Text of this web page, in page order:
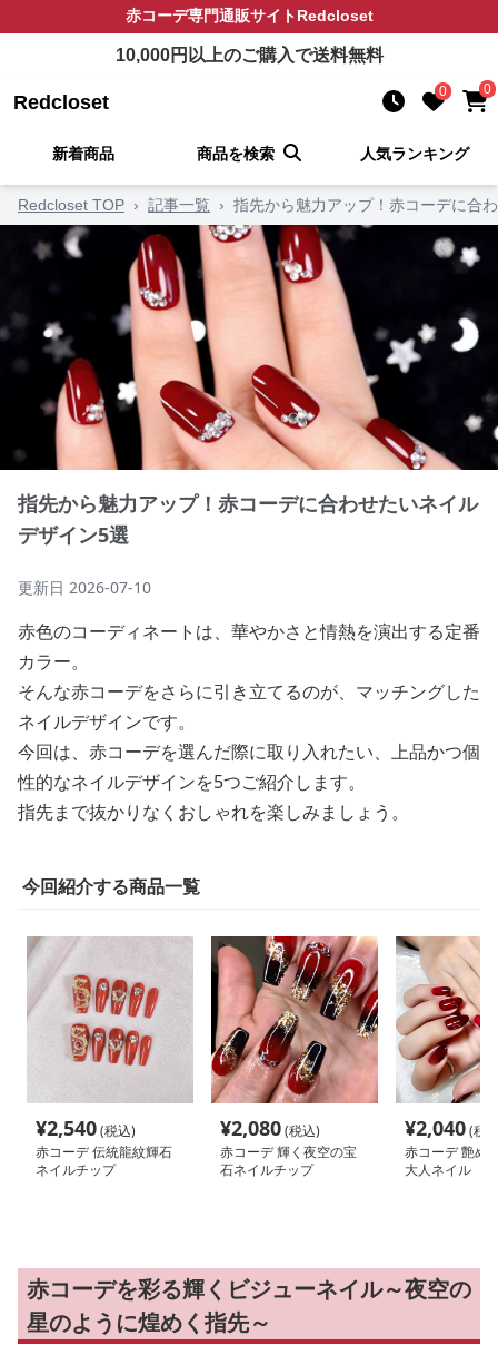
赤コーデ専門通販サイトRedcloset
10,000円以上のご購入で送料無料
Redcloset 0 0
新着商品 商品を検索 人気ランキング
Redcloset TOP › 記事一覧 › 指先から魅力アップ！赤コーデに合
指先から魅力アップ！赤コーデに合わせたいネイル
デザイン5選
更新日 2026-07-10
赤色のコーディネートは、華やかさと情熱を演出する定番
カラー。
そんな赤コーデをさらに引き立てるのが、マッチングした
ネイルデザインです。
今回は、赤コーデを選んだ際に取り入れたい、上品かつ個
性的なネイルデザインを5つご紹介します。
指先まで抜かりなくおしゃれを楽しみましょう。
今回紹介する商品一覧
¥2,540(税込)
赤コーデ 伝統龍紋輝石
ネイルチップ
¥2,080(税込)
赤コーデ 輝く夜空の宝
石ネイルチップ
¥2,040(税
赤コーデ 艶め
大人ネイル
赤コーデを彩る輝くビジューネイル～夜空の
星のように煌めく指先～